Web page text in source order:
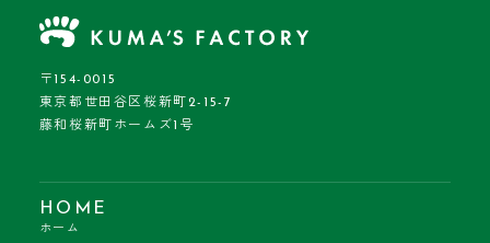
〒154-0015
東京都世田谷区桜新町2-15-7
藤和桜新町ホームズ1号
HOME
ホーム